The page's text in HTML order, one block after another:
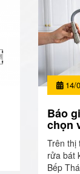
14/
Báo
chọn
Trên thị
rửa bát
Bếp